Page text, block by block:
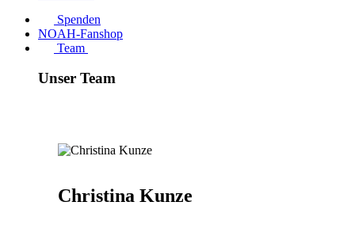
Spenden
NOAH-Fanshop
Team
Unser Team
Christina Kunze